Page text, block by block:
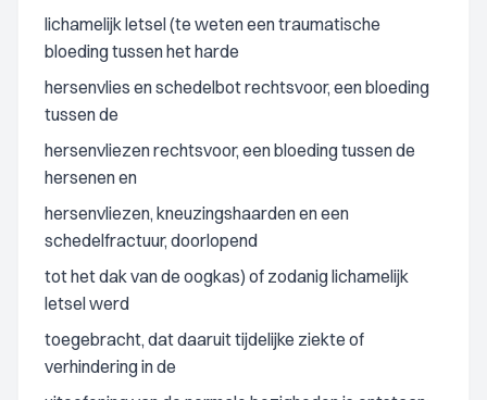
lichamelijk letsel (te weten een traumatische
bloeding tussen het harde
hersenvlies en schedelbot rechtsvoor, een bloeding
tussen de
hersenvliezen rechtsvoor, een bloeding tussen de
hersenen en
hersenvliezen, kneuzingshaarden en een
schedelfractuur, doorlopend
tot het dak van de oogkas) of zodanig lichamelijk
letsel werd
toegebracht, dat daaruit tijdelijke ziekte of
verhindering in de